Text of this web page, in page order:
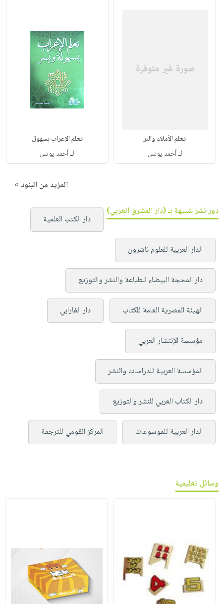
تعلم الأملاء والتر
لـأحمد يونس
تعلم الإعراب بسهول
لـأحمد يونس
المزيد من البنود »
دور نشر شبيهة بـ (دار المشرق العربي)
دار الكتب العلمية
الدار العربية للعلوم ناشرون
دار المحجة البيضاء للطباعة والنشر والتوزيع
الهيئة المصرية العامة للكتاب دار الفارابي
مؤسسة الإنتشار العربي
المؤسسة العربية للدراسات والنشر
دار الكتاب العربي للنشر والتوزيع
الدار العربية للموسوعات المركز القومي للترجمة
وسائل تعليمية